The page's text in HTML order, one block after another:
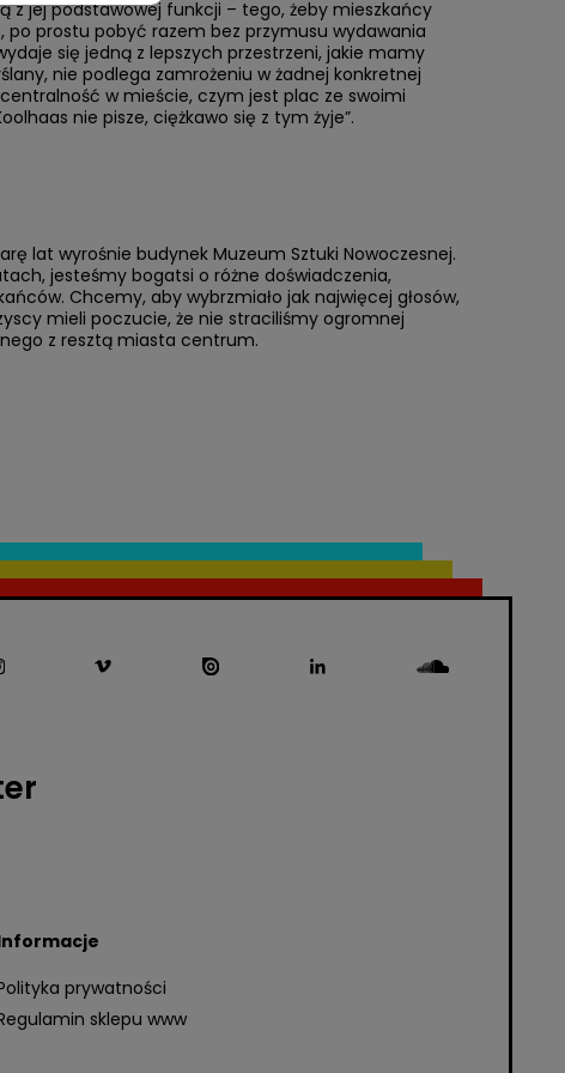
z jej podstawowej funkcji – tego, żeby mieszkańcy
po prostu pobyć razem bez przymusu wydawania
się jedną z lepszych przestrzeni, jakie mamy
nie podlega zamrożeniu w żadnej konkretnej
w mieście, czym jest plac ze swoimi
nie pisze, ciężkawo się z tym żyje”.
lat wyrośnie budynek Muzeum Sztuki Nowoczesnej.
jesteśmy bogatsi o różne doświadczenia,
Chcemy, aby wybrzmiało jak najwięcej głosów,
mieli poczucie, że nie straciliśmy ogromnej
z resztą miasta centrum.
prywatności
sklepu www